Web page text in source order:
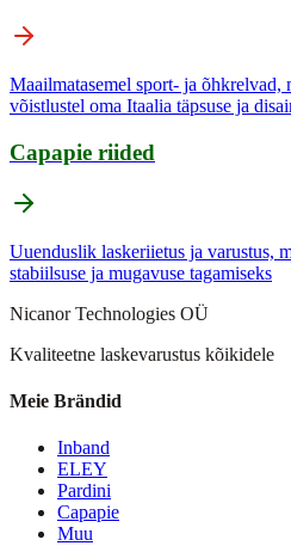
Maailmatasemel sport- ja õhkrelvad,
võistlustel oma Itaalia täpsuse ja
Capapie riided
Uuenduslik laskeriietus ja varustus,
stabiilsuse ja mugavuse tagamiseks
Nicanor Technologies OÜ
Kvaliteetne laskevarustus kõikidele
Meie Brändid
Inband
ELEY
Pardini
Capapie
Muu